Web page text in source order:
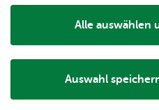
88048 Fried­richs­ha­fen
Alle Ver­an­stal­tun­gen an
Auswahl
Alle auswählen